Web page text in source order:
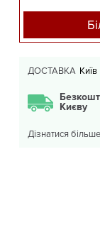
ДОСТАВКА Київ
Києву
Дізнатися